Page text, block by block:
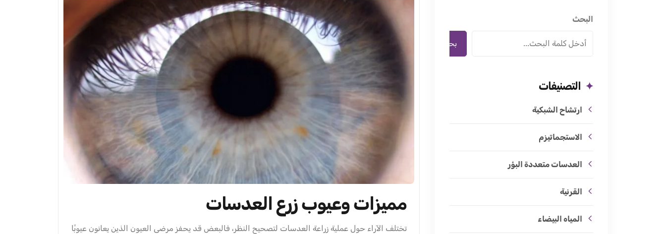
مميزات وعيوب زرع العدسات
تختلف الآراء حول عملية زراعة العدسات لتصحيح النظر، فالبعض قد يحفز مرضى العيون الذين يعانون عيوبًا
البحث
بحث
التصنيفات
ارتشاح الشبكية
الاستجماتيزم
العدسات متعددة البؤر
القرنية
المياه البيضاء